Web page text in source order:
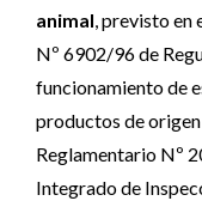
animal, previsto en
Nº 6902/96 de
funcionamiento de
productos de
Reglamentario Nº
Integrado de